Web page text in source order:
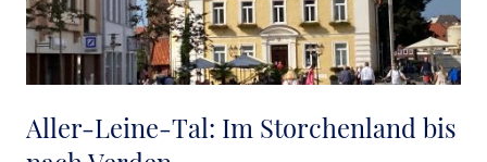
Aller-Leine-Tal: Im Storchenland bis